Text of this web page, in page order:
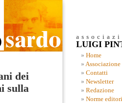
dei
sulla
LUIGI
Home
Associazione
Contatti
Newsletter
Redazione
Norme